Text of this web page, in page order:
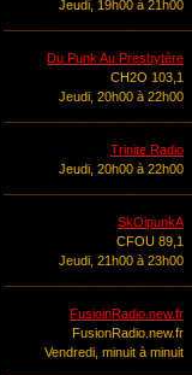
Jeudi, 19h00 à 21h00
Du Punk Au Presbytère
CH2O 103,1
Jeudi, 20h00 à 22h00
Trinite Radio
Jeudi, 20h00 à 22h00
SkOipunkA
CFOU 89,1
Jeudi, 21h00 à 23h00
FusioinRadio.new.fr
FusionRadio.new.fr
Vendredi, minuit à minuit